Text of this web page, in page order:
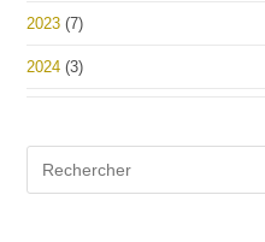
2023 (7)
2024 (3)